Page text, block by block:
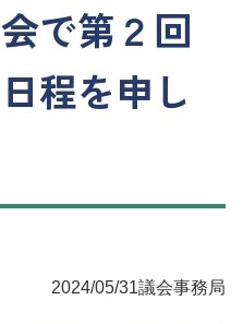
で第２回
程を申し
2024/05/31議会事務局